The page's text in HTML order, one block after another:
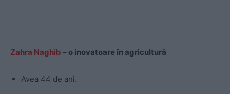
Zahra Naghib – o inovatoare în agricultură
Avea 44 de ani.